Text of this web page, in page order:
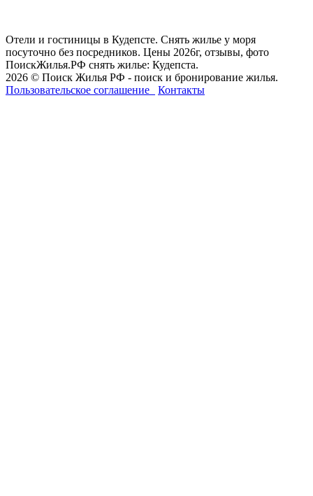
Отели и гостиницы в Кудепсте. Снять жилье у моря
посуточно без посредников. Цены 2026г, отзывы, фото
ПоискЖилья.РФ снять жилье: Кудепста.
2026 © Поиск Жилья РФ - поиск и бронирование жилья.
Пользовательское соглашение
Контакты